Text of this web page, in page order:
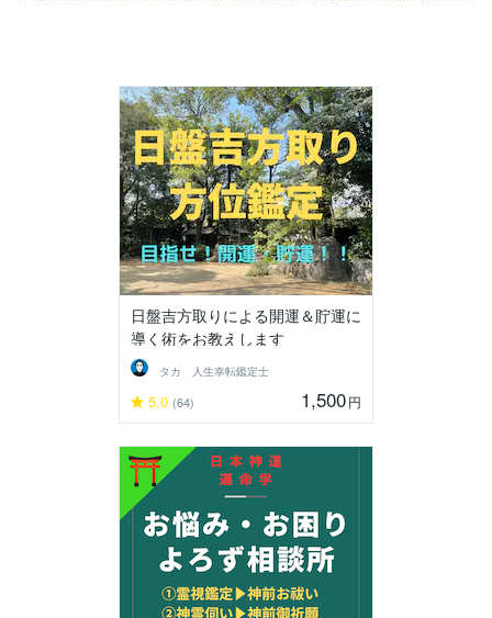
日盤吉方取りによる開運＆貯運に
導く術をお教えします
タカ 人生幸転鑑定士
5.0 (64) 1,500円